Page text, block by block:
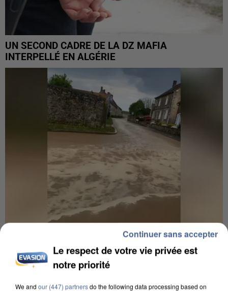
UN SECOND CADRE DE LA DZ MAFIA
INTERPELLÉ EN ALGÉRIE
UNE TOURISTE DE L’OISE EMPORTÉE PAR UNE
COULÉE DE BOUE EN HAUTE-SAVOIE
Le respect de votre vie privée est
notre priorité
We and our (447) partnersdo the following data processing based on
Continuer sans accepter